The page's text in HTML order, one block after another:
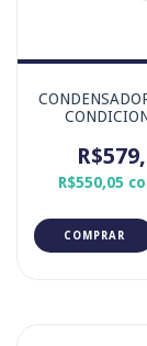
ASPIRADO
KAPPA ATÉ
R$550,05